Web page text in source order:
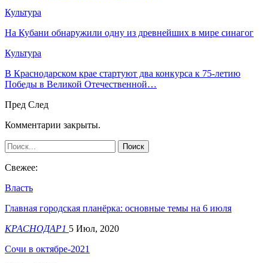
Культура
На Кубани обнаружили одну из древнейших в мире синагог
Культура
В Краснодарском крае стартуют два конкурса к 75-летию
Победы в Великой Отечественной…
Пред След
Комментарии закрыты.
Свежее:
Власть
Главная городская планёрка: основные темы на 6 июля
КРАСНОДАР1 5 Июл, 2020
Сочи в октябре-2021